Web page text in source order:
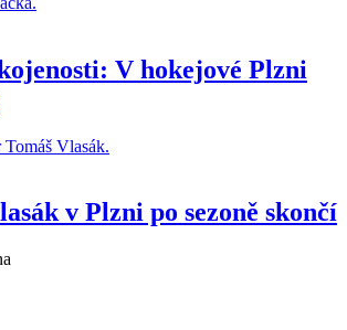
V hokejové Plzni
v Plzni po sezoně skončí